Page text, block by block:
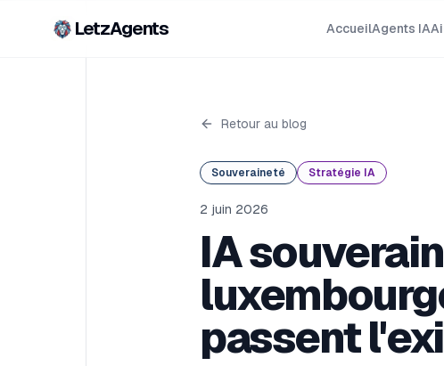
LetzAgents AccueilAgents IA
Retour au blog
Souveraineté Stratégie IA
2 juin 2026
IA
passent